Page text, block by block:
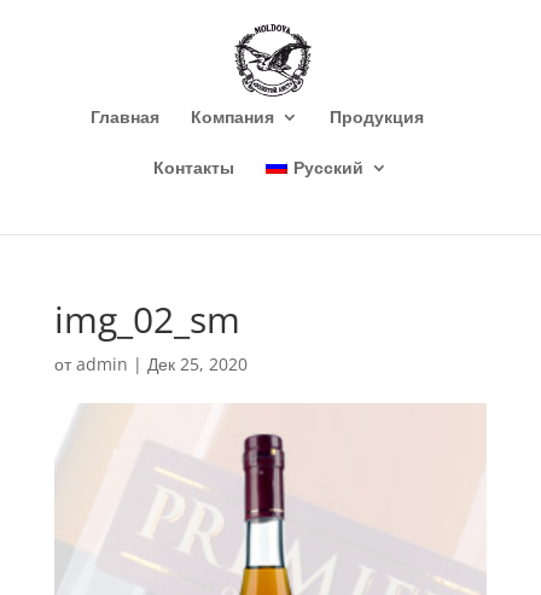
Главная Компания Продукция
Контакты Русский
img_02_sm
отadmin | Дек 25, 2020